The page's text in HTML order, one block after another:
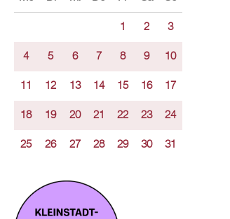
1 2 3
4 5 6 7 8 9 10
11 12 13 14 15 16 17
18 19 20 21 22 23 24
25 26 27 28 29 30 31